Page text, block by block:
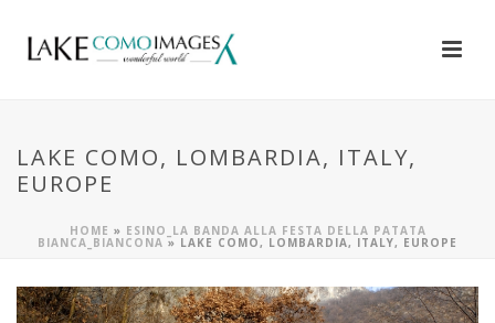
LAKE COMO, LOMBARDIA, ITALY,
EUROPE
HOME » ESINO_LA BANDA ALLA FESTA DELLA PATATA
BIANCA_BIANCONA » LAKE COMO, LOMBARDIA, ITALY, EUROPE